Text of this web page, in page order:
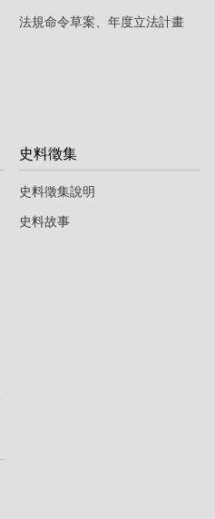
法規命令草案、年度立法計畫
史料徵集
史料徵集說明
史料故事